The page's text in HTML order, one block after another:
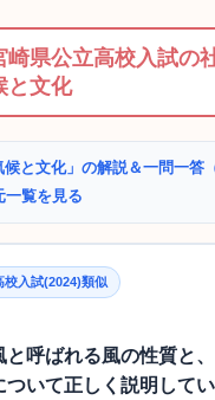
崎県公立高校入試の
と文化
候と文化」の解説＆一問一答
一覧を見る
校入試(2024)類似
と呼ばれる風の性質と
ついて正しく説明して